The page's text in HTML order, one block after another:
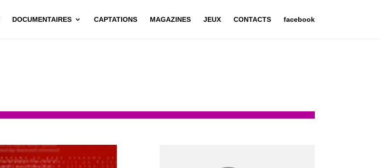
DOCUMENTAIRES CAPTATIONS MAGAZINES JEUX CONTACTS facebook